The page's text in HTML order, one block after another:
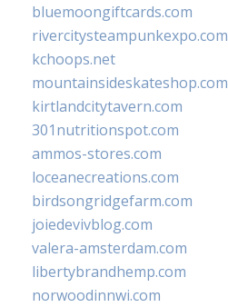
bluemoongiftcards.com
rivercitysteampunkexpo.com
kchoops.net
mountainsideskateshop.com
kirtlandcitytavern.com
301nutritionspot.com
ammos-stores.com
loceanecreations.com
birdsongridgefarm.com
joiedevivblog.com
valera-amsterdam.com
libertybrandhemp.com
norwoodinnwi.com